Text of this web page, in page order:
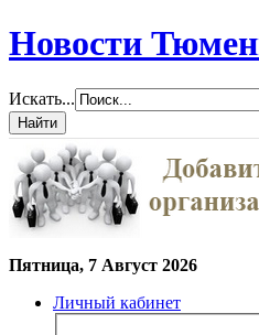
Новости
Искать...
Пятница, 7 Август 2026
Личный кабинет